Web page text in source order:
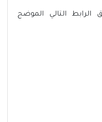
الرابط التالي الموضح